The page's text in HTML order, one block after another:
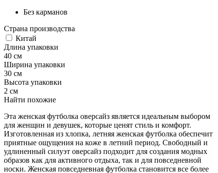
Без карманов
Страна производства
Китай
Длина упаковки
40 см
Ширина упаковки
30 см
Высота упаковки
2 см
Найти похожие
Эта женская футболка оверсайз является идеальным выбором
для женщин и девушек, которые ценят стиль и комфорт.
Изготовленная из хлопка, летняя женская футболка обеспечит
приятные ощущения на коже в летний период. Свободный и
удлиненный силуэт оверсайз подходит для создания модных
образов как для активного отдыха, так и для повседневной
носки. Женская повседневная футболка становится все более